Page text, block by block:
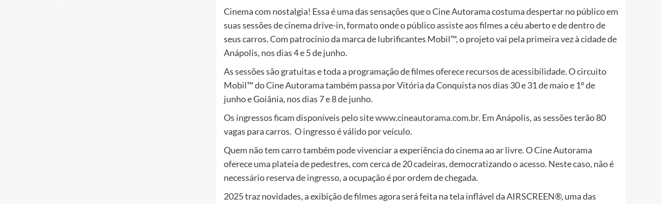
Cinema com nostalgia! Essa é uma das sensações que o Cine Autorama costuma despertar no público em
suas sessões de cinema drive-in, formato onde o público assiste aos filmes a céu aberto e de dentro de
seus carros. Com patrocínio da marca de lubrificantes Mobil™, o projeto vai pela primeira vez à cidade de
Anápolis, nos dias 4 e 5 de junho.
As sessões são gratuitas e toda a programação de filmes oferece recursos de acessibilidade. O circuito
Mobil™ do Cine Autorama também passa por Vitória da Conquista nos dias 30 e 31 de maio e 1º de
junho e Goiânia, nos dias 7 e 8 de junho.
Os ingressos ficam disponíveis pelo sitewww.cineautorama.com.br. Em Anápolis, as sessões terão 80
vagas para carros. O ingresso é válido por veículo.
Quem não tem carro também pode vivenciar a experiência do cinema ao ar livre. O Cine Autorama
oferece uma plateia de pedestres, com cerca de 20 cadeiras, democratizando o acesso. Neste caso, não é
necessário reserva de ingresso, a ocupação é por ordem de chegada.
2025 traz novidades, a exibição de filmes agora será feita na tela inflável da AIRSCREEN®, uma das